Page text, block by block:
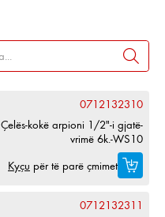
0712132310
Çelës-kokë arpioni 1/2"-i gjatë-
vrimë 6k.-WS10
Kyçu për të parë çmimet
0712132311